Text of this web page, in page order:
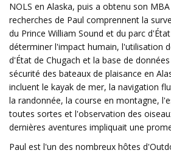
NOLS en Alaska, puis a obtenu son
recherches de Paul comprennent la
du Prince William Sound et du parc
déterminer l'impact humain, l'utilisation
d'État de Chugach et la base de
sécurité des bateaux de plaisance en
incluent le kayak de mer, la navigation
la randonnée, la course en montagne,
toutes sortes et l'observation des
dernières aventures impliquait une
Paul est l'un des nombreux hôtes